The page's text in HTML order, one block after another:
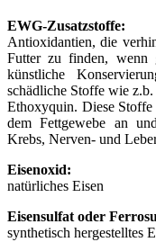
EWG-Zusatzstoffe:
Antioxidantien, die
Futter zu finden, wenn
künstliche
schädliche Stoffe wie
Ethoxyquin. Diese
dem Fettgewebe an
Krebs, Nerven- und
Eisenoxid:
natürliches Eisen
Eisensulfat oder
synthetisch hergestelltes